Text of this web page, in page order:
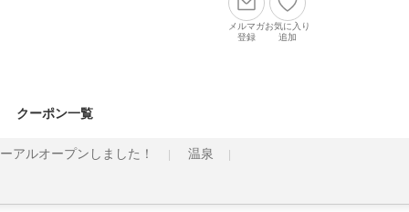
メルマガ
登録
お気に入り
追加
クーポン一覧
アルオープンしました！ 温泉